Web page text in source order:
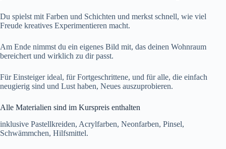
Du spielst mit Farben und Schichten und merkst schnell, wie viel
Freude kreatives Experimentieren macht.
Am Ende nimmst du ein eigenes Bild mit, das deinen Wohnraum
bereichert und wirklich zu dir passt.
Für Einsteiger ideal, für Fortgeschrittene, und für alle, die einfach
neugierig sind und Lust haben, Neues auszuprobieren.
Alle Materialien sind im Kurspreis enthalten
inklusive Pastellkreiden, Acrylfarben, Neonfarben, Pinsel,
Schwämmchen, Hilfsmittel.